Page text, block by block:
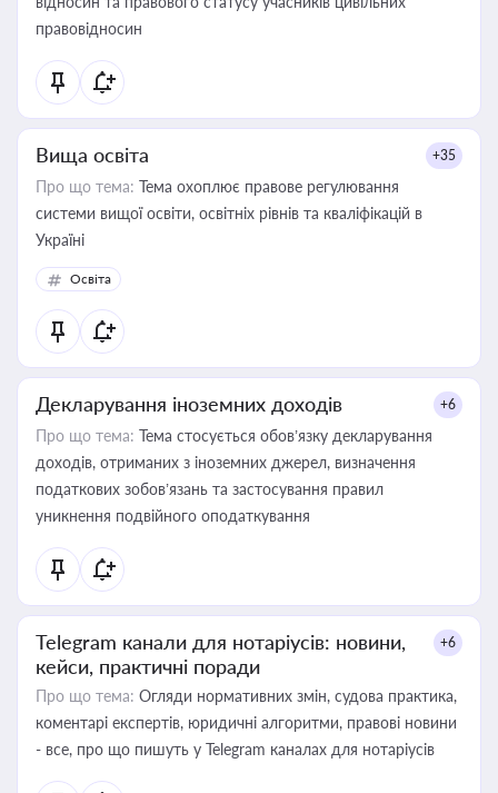
правовідносин
Вища освіта +35
Про що тема: Тема охоплює правове регулювання
системи вищої освіти, освітніх рівнів та кваліфікацій в
Україні
Освіта
Декларування іноземних доходів +6
Про що тема: Тема стосується обов’язку декларування
доходів, отриманих з іноземних джерел, визначення
податкових зобов’язань та застосування правил
уникнення подвійного оподаткування
Telegram канали для нотаріусів: новини,
кейси, практичні поради
+6
Про що тема: Огляди нормативних змін, судова практика,
коментарі експертів, юридичні алгоритми, правові новини
- все, про що пишуть у Telegram каналах для нотаріусів